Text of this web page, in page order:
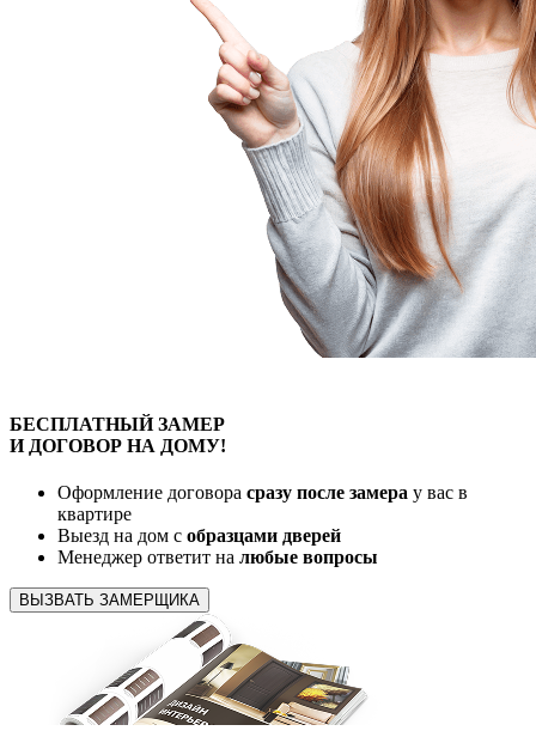
БЕСПЛАТНЫЙЗАМЕР
И ДОГОВОР НА ДОМУ!
Оформление договора сразу после замера у вас в
квартире
Выезд на дом с образцами дверей
Менеджер ответит на любые вопросы
ВЫЗВАТЬ ЗАМЕРЩИКА